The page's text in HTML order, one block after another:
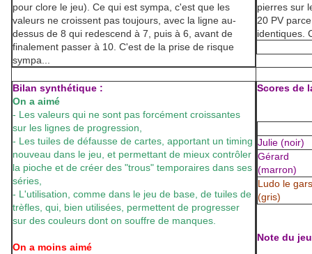
pour clore le jeu). Ce qui est sympa, c'est que les
valeurs ne croissent pas toujours, avec la ligne au-
dessus de 8 qui redescend à 7, puis à 6, avant de
finalement passer à 10. C'est de la prise de risque
sympa...
pierres sur
20 PV
identiques.
Bilan synthétique :
On a aimé
- Les valeurs qui ne sont pas forcément croissantes
sur les lignes de progression,
- Les tuiles de défausse de cartes, apportant un timing
nouveau dans le jeu, et permettant de mieux contrôler
la pioche et de créer des "trous" temporaires dans ses
séries,
- L'utilisation, comme dans le jeu de base, de tuiles de
trèfles, qui, bien utilisées, permettent de progresser
sur des couleurs dont on souffre de manques.
On a moins aimé
Scores de
Julie (noir)
Gérard
(marron)
Ludo le gars
(gris)
Note du